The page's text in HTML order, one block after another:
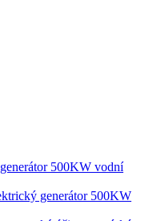
generátor 500KW